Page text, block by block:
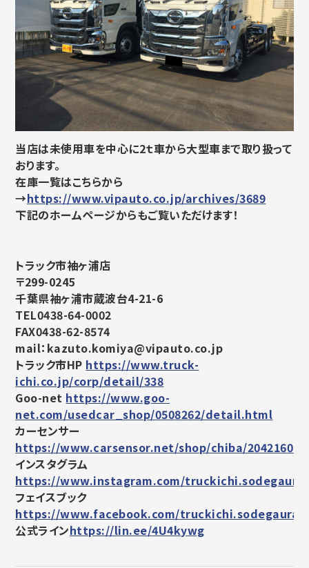
当店は未使用車を中心に2ｔ車から大型車まで取り扱って
おります。
在庫一覧はこちらから
→https://www.vipauto.co.jp/archives/3689
下記のホームページからもご覧いただけます！
トラック市袖ヶ浦店
〒299-0245
千葉県袖ヶ浦市蔵波台4-21-6
TEL0438-64-0002
FAX0438-62-8574
mail：kazuto.komiya@vipauto.co.jp
トラック市HP https://www.truck-
ichi.co.jp/corp/detail/338
Goo-net https://www.goo-
net.com/usedcar_shop/0508262/detail.html
カーセンサー
https://www.carsensor.net/shop/chiba/
インスタグラム
https://www.instagram.com/truckichi.sodegaura/
フェイスブック
https://www.facebook.com/truckichi.sodegaura
公式ラインhttps://lin.ee/4U4kywg